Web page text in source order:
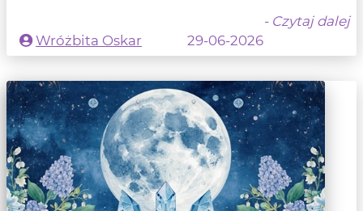
- Czytaj dalej
Wróżbita Oskar
29-06-2026